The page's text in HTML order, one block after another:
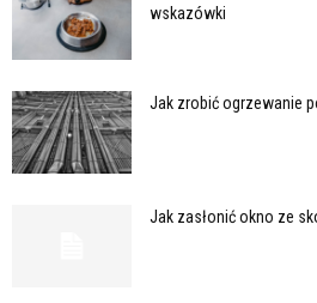
wskazówki
Jak zrobić ogrzewanie
Jak zasłonić okno ze